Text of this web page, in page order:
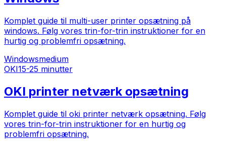
Komplet guide til multi-user printer opsætning på
windows. Følg vores trin-for-trin instruktioner for en
hurtig og problemfri opsætning.
Windowsmedium
OKI15-25 minutter
OKI printer netværk opsætning
Komplet guide til oki printer netværk opsætning. Følg
vores trin-for-trin instruktioner for en hurtig og
problemfri opsætning.